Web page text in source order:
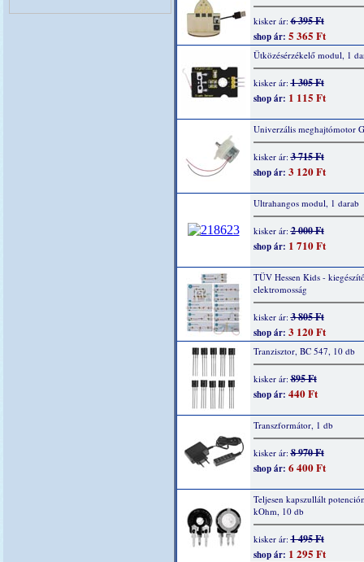
kisker ár:6 395 Ft
shop ár: 5 365 Ft
Ütközésérzékelő modul, 1
kisker ár:1 305 Ft
shop ár: 1 115 Ft
Univerzális meghajtómotor
kisker ár:3 715 Ft
shop ár: 3 120 Ft
Ultrahangos modul, 1 darab
kisker ár:2 000 Ft
shop ár: 1 710 Ft
TÜV Hessen Kids -
elektromosság
kisker ár:3 805 Ft
shop ár: 3 120 Ft
Tranzisztor, BC 547, 10 db
kisker ár:895 Ft
shop ár: 440 Ft
Transzformátor, 1 db
kisker ár:8 970 Ft
shop ár: 6 400 Ft
Teljesen kapszullált
kOhm, 10 db
kisker ár:1 495 Ft
shop ár: 1 295 Ft